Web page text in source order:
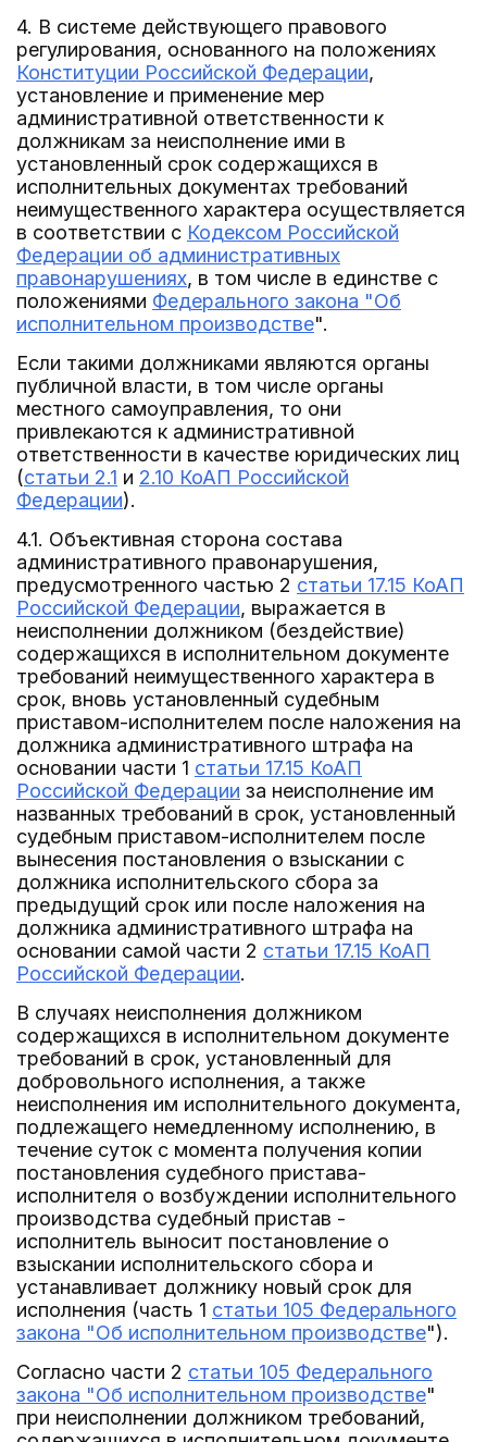
4. В системе действующего правового
регулирования, основанного на положениях
Конституции Российской Федерации,
установление и применение мер
административной ответственности к
должникам за неисполнение ими в
установленный срок содержащихся в
исполнительных документах требований
неимущественного характера осуществляется
в соответствии с Кодексом Российской
Федерации об административных
правонарушениях, в том числе в единстве с
положениями Федерального закона "Об
исполнительном производстве".
Если такими должниками являются органы
публичной власти, в том числе органы
местного самоуправления, то они
привлекаются к административной
ответственности в качестве юридических лиц
(статьи 2.1 и 2.10 КоАП Российской
Федерации).
4.1. Объективная сторона состава
административного правонарушения,
предусмотренного частью 2 статьи 17.15 КоАП
Российской Федерации, выражается в
неисполнении должником (бездействие)
содержащихся в исполнительном документе
требований неимущественного характера в
срок, вновь установленный судебным
приставом-исполнителем после наложения на
должника административного штрафа на
основании части 1 статьи 17.15 КоАП
Российской Федерации за неисполнение им
названных требований в срок, установленный
судебным приставом-исполнителем после
вынесения постановления о взыскании с
должника исполнительского сбора за
предыдущий срок или после наложения на
должника административного штрафа на
основании самой части 2 статьи 17.15 КоАП
Российской Федерации.
В случаях неисполнения должником
содержащихся в исполнительном документе
требований в срок, установленный для
добровольного исполнения, а также
неисполнения им исполнительного документа,
подлежащего немедленному исполнению, в
течение суток с момента получения копии
постановления судебного пристава-
исполнителя о возбуждении исполнительного
производства судебный пристав -
исполнитель выносит постановление о
взыскании исполнительского сбора и
устанавливает должнику новый срок для
исполнения (часть 1 статьи 105 Федерального
закона "Об исполнительном производстве").
Согласно части 2 статьи 105 Федерального
закона "Об исполнительном производстве"
при неисполнении должником требований,